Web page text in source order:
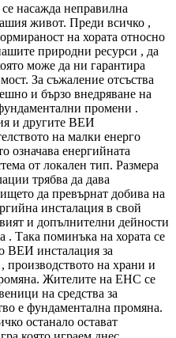
насажда неправилна
живот. Преди всичко ,
на хората относно
природни ресурси , да
може да ни гарантира
За съжаление отсъства
и бързо внедряване на
промени .
и другите ВЕИ
на малки енерго
означава енергийната
от локален тип. Размера
трябва да дава
да превърнат добива на
инсталация в свой
и допълнителни дейности
. Така поминъка на хората се
ВЕИ инсталация за
производството на храни и
Жителите на ЕНС се
на средства за
е фундаментална промяна.
останало остават